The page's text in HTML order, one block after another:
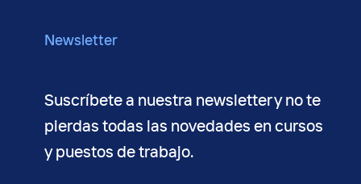
Newsletter
Suscríbete a nuestra newsletter y no te
pierdas todas las novedades en cursos
y puestos de trabajo.